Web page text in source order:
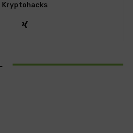
Kryptohacks